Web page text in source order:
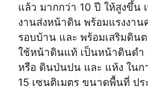
แล้ว มากกว่า 10 ปี ให้สูงขึ้น
งานส่งหน้าดิน พร้อมแรงงา
รอบบ้าน และ พร้อมเสริมดิน
ใช้หน้าดินแท้ เป็นหน้าดินด
หรือ ดินป่นปน และ แห้ง ในก
15 เซนติเมตร ขนาดพื้นที่ ป